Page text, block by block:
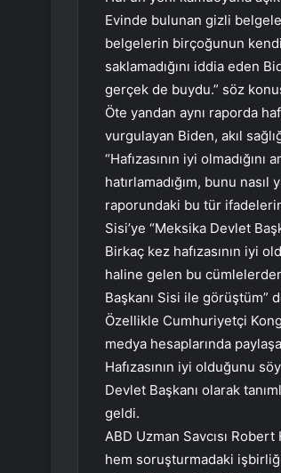
Evinde bulunan gizli
belgelerin birçoğunun
saklamadığını iddia eden
gerçek de buydu.” söz
Öte yandan aynı raporda
vurgulayan Biden, akıl
“Hafızasının iyi
hatırlamadığım, bunu
raporundaki bu tür
Sisi’ye “Meksika Devlet
Birkaç kez hafızasının iyi
haline gelen bu
Başkanı Sisi ile görüştüm”
Özellikle Cumhuriyetçi
medya hesaplarında
Hafızasının iyi olduğunu
Devlet Başkanı olarak
geldi.
ABD Uzman Savcısı
hem soruşturmadaki işbirliği